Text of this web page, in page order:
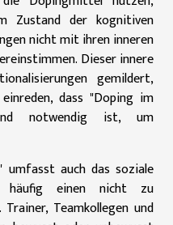
Zustand der kognitiven
nicht mit ihren inneren
Dieser innere
gemildert,
dass "Doping im
notwendig ist, um
umfasst auch das soziale
häufig einen nicht zu
Teamkollegen und